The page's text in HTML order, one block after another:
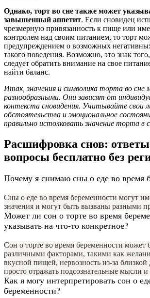
Однако, торт во сне также может
завышенный аппетит. Если сновидец
чрезмерную привязанность к пище или
контролем над своим питанием, то торт
предупреждением о возможных
такого поведения. Возможно, это знак
следует обратить внимание на свое
найти баланс.
Итак, значения и символика торта во сне
разнообразными. Они зависят от
контекста сновидения. Учитывайте свои
обстоятельства и эмоциональное
правильно истолковать значение торта в
Расшифровка снов:
вопросы бесплатно без
Почему я снимаю сны о еде во время
Сны о еде во время беременности могут
значения и могут быть вызваны разными
Может ли сон о торте во время
указывать на что-то конкретное?
Сон о торте во время беременности может
различными факторами, такими как
вкусной пищей, нервозность из-за
просто отражать подсознательные мысли
Как я могу интерпретировать сон о
беременности?